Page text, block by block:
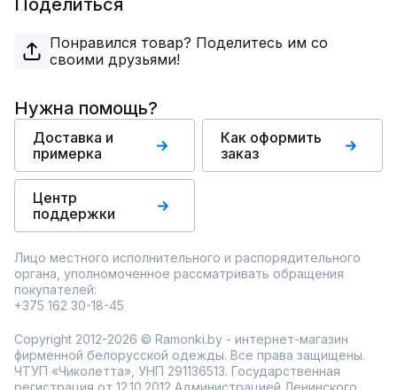
Поделиться
Понравился товар? Поделитесь им со
своими друзьями!
Нужна помощь?
Доставка и
примерка
Как оформить
заказ
Центр
поддержки
Лицо местного исполнительного и распорядительного
органа, уполномоченное рассматривать обращения
покупателей:
+375 162 30-18-45
Copyright 2012-2026 © Ramonki.by - интернет-магазин
фирменной белорусской одежды. Все права защищены.
ЧТУП «Чиколетта», УНП 291136513. Государственная
регистрация от 12.10.2012 Администрацией Ленинского